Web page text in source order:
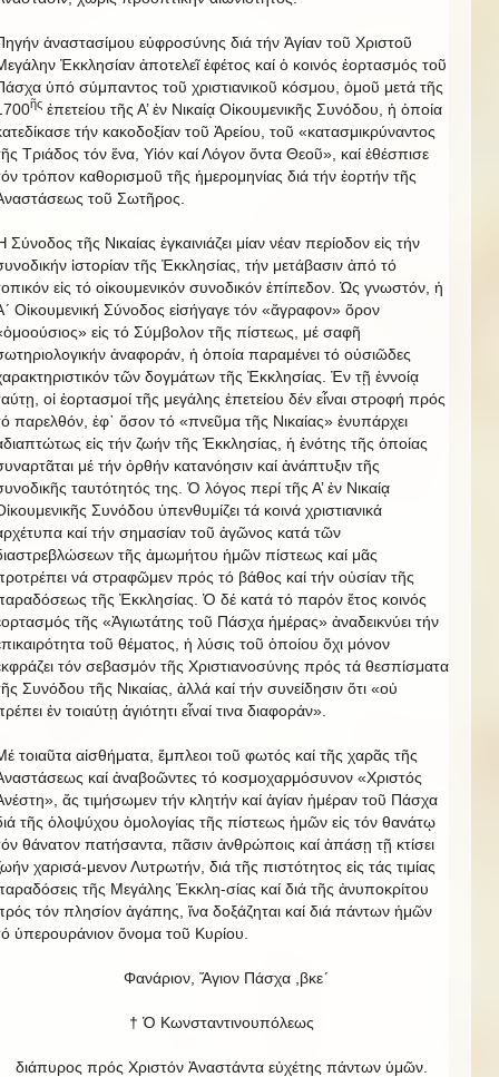
ἀναστασίμου εὐφροσύνης διά τήν Ἁγίαν τοῦ Χριστοῦ
Ἐκκλησίαν ἀποτελεῖ ἐφέτος καί ὁ κοινός ἑορτασμός τοῦ
ὑπό σύμπαντος τοῦ χριστιανικοῦ κόσμου, ὁμοῦ μετά τῆς
ῆς ἐπετείου τῆς Α’ ἐν Νικαίᾳ Οἰκουμενικῆς Συνόδου, ἡ ὁποία
τήν κακοδοξίαν τοῦ Ἀρείου, τοῦ «κατασμικρύναντος
Τριάδος τόν ἕνα, Υἱόν καί Λόγον ὄντα Θεοῦ», καί ἐθέσπισε
τρόπον καθορισμοῦ τῆς ἡμερομηνίας διά τήν ἑορτήν τῆς
τοῦ Σωτῆρος.
Σύνοδος τῆς Νικαίας ἐγκαινιάζει μίαν νέαν περίοδον εἰς τήν
ἱστορίαν τῆς Ἐκκλησίας, τήν μετάβασιν ἀπό τό
εἰς τό οἰκουμενικόν συνοδικόν ἐπίπεδον. Ὡς γνωστόν, ἡ
Οἰκουμενική Σύνοδος εἰσήγαγε τόν «ἄγραφον» ὅρον
εἰς τό Σύμβολον τῆς πίστεως, μέ σαφῆ
ἀναφοράν, ἡ ὁποία παραμένει τό οὐσιῶδες
τῶν δογμάτων τῆς Ἐκκλησίας. Ἐν τῇ ἐννοίᾳ
οἱ ἑορτασμοί τῆς μεγάλης ἐπετείου δέν εἶναι στροφή πρός
παρελθόν, ἐφ᾿ ὅσον τό «πνεῦμα τῆς Νικαίας» ἐνυπάρχει
εἰς τήν ζωήν τῆς Ἐκκλησίας, ἡ ἑνότης τῆς ὁποίας
μέ τήν ὀρθήν κατανόησιν καί ἀνάπτυξιν τῆς
ταυτότητός της. Ὁ λόγος περί τῆς Α’ ἐν Νικαίᾳ
Συνόδου ὑπενθυμίζει τά κοινά χριστιανικά
καί τήν σημασίαν τοῦ ἀγῶνος κατά τῶν
τῆς ἀμωμήτου ἡμῶν πίστεως καί μᾶς
νά στραφῶμεν πρός τό βάθος καί τήν οὐσίαν τῆς
τῆς Ἐκκλησίας. Ὁ δέ κατά τό παρόν ἔτος κοινός
τῆς «Ἁγιωτάτης τοῦ Πάσχα ἡμέρας» ἀναδεικνύει τήν
τοῦ θέματος, ἡ λύσις τοῦ ὁποίου ὄχι μόνον
τόν σεβασμόν τῆς Χριστιανοσύνης πρός τά θεσπίσματα
Συνόδου τῆς Νικαίας, ἀλλά καί τήν συνείδησιν ὅτι «οὐ
ἐν τοιαύτῃ ἁγιότητι εἶναί τινα διαφοράν».
τοιαῦτα αἰσθήματα, ἔμπλεοι τοῦ φωτός καί τῆς χαρᾶς τῆς
καί ἀναβοῶντες τό κοσμοχαρμόσυνον «Χριστός
ἄς τιμήσωμεν τήν κλητήν καί ἁγίαν ἡμέραν τοῦ Πάσχα
τῆς ὁλοψύχου ὁμολογίας τῆς πίστεως ἡμῶν εἰς τόν θανάτῳ
θάνατον πατήσαντα, πᾶσιν ἀνθρώποις καί ἁπάσῃ τῇ κτίσει
χαρισά-μενον Λυτρωτήν, διά τῆς πιστότητος εἰς τάς τιμίας
τῆς Μεγάλης Ἐκκλη-σίας καί διά τῆς ἀνυποκρίτου
τόν πλησίον ἀγάπης, ἵνα δοξάζηται καί διά πάντων ἡμῶν
ὑπερουράνιον ὄνομα τοῦ Κυρίου.
Φανάριον, Ἅγιον Πάσχα ,βκε´
† Ὁ Κωνσταντινουπόλεως
διάπυρος πρός Χριστόν Ἀναστάντα εὐχέτης πάντων ὑμῶν.